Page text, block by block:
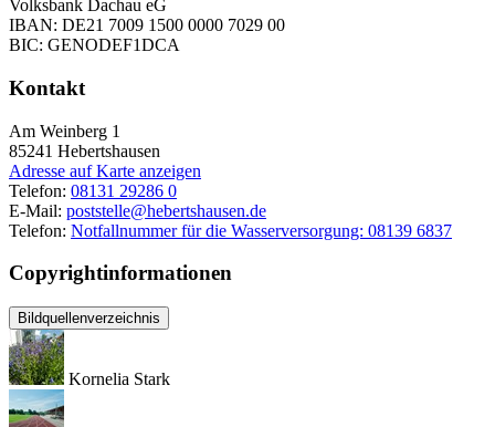
Volksbank Dachau eG
IBAN: DE21 7009 1500 0000 7029 00
BIC: GENODEF1DCA
Kontakt
Am Weinberg 1
85241 Hebertshausen
Adresse auf Karte anzeigen
Telefon: 08131 29286 0
E-Mail: poststelle@hebertshausen.de
Telefon: Notfallnummer für die Wasserversorgung: 08139 6837
Copyrightinformationen
Bildquellenverzeichnis
Kornelia Stark